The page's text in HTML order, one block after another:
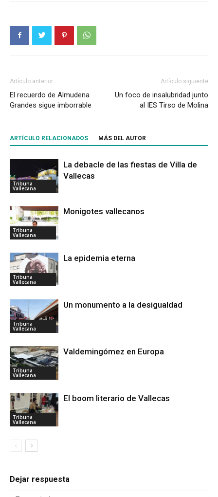
Artículo anterior
El recuerdo de Almudena
Grandes sigue imborrable
Artículo siguiente
Un foco de insalubridad junto
al IES Tirso de Molina
ARTÍCULO RELACIONADOS MÁS DEL AUTOR
Tribuna
Vallecana
La debacle de las fiestas de Villa de
Vallecas
Tribuna
Vallecana
Monigotes vallecanos
Tribuna
Vallecana
La epidemia eterna
Tribuna
Vallecana
Un monumento a la desigualdad
Tribuna
Vallecana
Valdemingómez en Europa
Tribuna
Vallecana
El boom literario de Vallecas
Dejar respuesta